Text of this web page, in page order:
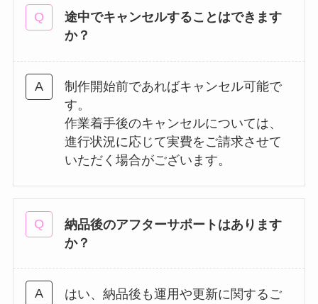
途中でキャンセルすることはできます
か？
制作開始前であればキャンセル可能で
す。
作業着手後のキャンセルについては、
進行状況に応じて実費をご請求させて
いただく場合がございます。
納品後のアフターサポートはあります
か？
はい、納品後も運用や更新に関するご